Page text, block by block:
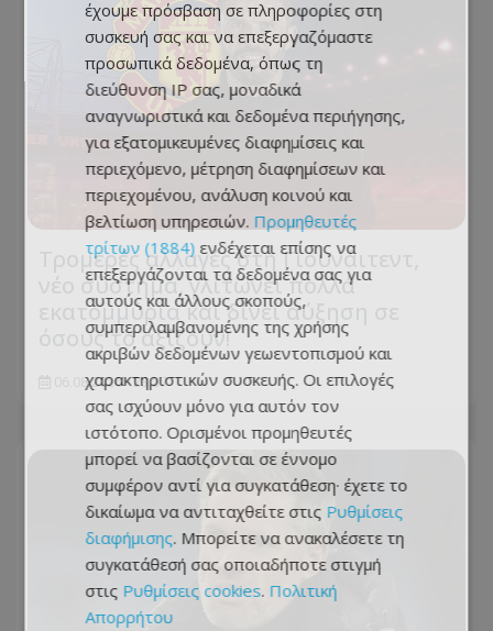
Τρομερές αλλαγές στη Γιουνάιτεντ,
νέο σύστημα, γλιτώνει πολλά
εκατομμύρια και δίνει αύξηση σε
όσους το αξίζουν!
06.08.2026 - 23:27
έχουμε πρόσβαση σε πληροφορίες στη
συσκευή σας και να επεξεργαζόμαστε
προσωπικά δεδομένα, όπως τη
διεύθυνση IP σας, μοναδικά
αναγνωριστικά και δεδομένα περιήγησης,
για εξατομικευμένες διαφημίσεις και
περιεχόμενο, μέτρηση διαφημίσεων και
περιεχομένου, ανάλυση κοινού και
βελτίωση υπηρεσιών. Προμηθευτές
τρίτων (1884) ενδέχεται επίσης να
επεξεργάζονται τα δεδομένα σας για
αυτούς και άλλους σκοπούς,
συμπεριλαμβανομένης της χρήσης
ακριβών δεδομένων γεωεντοπισμού και
χαρακτηριστικών συσκευής. Οι επιλογές
σας ισχύουν μόνο για αυτόν τον
ιστότοπο. Ορισμένοι προμηθευτές
μπορεί να βασίζονται σε έννομο
συμφέρον αντί για συγκατάθεση· έχετε το
δικαίωμα να αντιταχθείτε στις Ρυθμίσεις
διαφήμισης. Μπορείτε να ανακαλέσετε τη
συγκατάθεσή σας οποιαδήποτε στιγμή
στις Ρυθμίσεις cookies. Πολιτική
Απορρήτου